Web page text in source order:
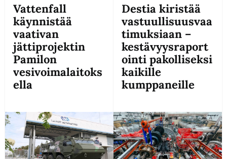
Vattenfall
käynnistää
vaativan
jättiprojektin
Pamilon
vesivoimalaitoks
ella
Destia kiristää
vastuullisuusvaa
timuksiaan –
kestävyysraport
ointi pakolliseksi
kaikille
kumppaneille